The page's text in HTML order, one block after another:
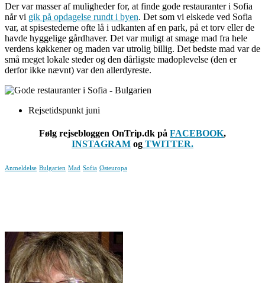
Der var masser af muligheder for, at finde gode restauranter i Sofia
når vi gik på opdagelse rundt i byen. Det som vi elskede ved Sofia
var, at spisestederne ofte lå i udkanten af en park, på et torv eller de
havde hyggelige gårdhaver. Det var muligt at smage mad fra hele
verdens køkkener og maden var utrolig billig. Det bedste mad var de
små meget lokale steder og den dårligste madoplevelse (den er
derfor ikke nævnt) var den allerdyreste.
Rejsetidspunkt juni
Følg rejsebloggen OnTrip.dk på FACEBOOK,
INSTAGRAM og TWITTER.
Anmeldelse Bulgarien Mad Sofia Østeuropa